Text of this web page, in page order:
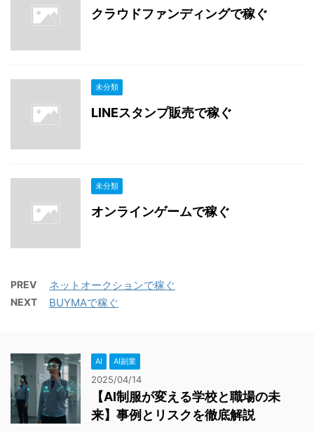
クラウドファンディングで稼ぐ
未分類
LINEスタンプ販売で稼ぐ
未分類
オンラインゲームで稼ぐ
PREV ネットオークションで稼ぐ
NEXT BUYMAで稼ぐ
AI AI副業
2025/04/14
【AI制服が変える学校と職場の未
来】事例とリスクを徹底解説